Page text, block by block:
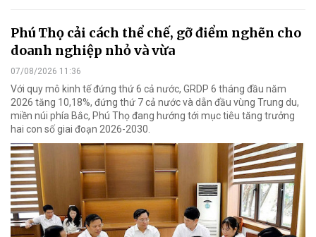
Phú Thọ cải cách thể chế, gỡ điểm nghẽn cho
doanh nghiệp nhỏ và vừa
07/08/2026 11:36
Với quy mô kinh tế đứng thứ 6 cả nước, GRDP 6 tháng đầu năm
2026 tăng 10,18%, đứng thứ 7 cả nước và dẫn đầu vùng Trung du,
miền núi phía Bắc, Phú Thọ đang hướng tới mục tiêu tăng trưởng
hai con số giai đoạn 2026-2030.